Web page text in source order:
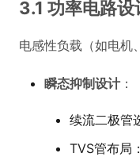
3.1 功率电路设
电感性负载（如电机
瞬态抑制设计：
续流二极管
TVS管布局